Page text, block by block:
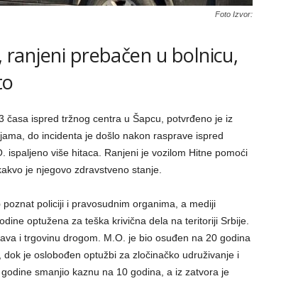
Foto Izvor:
ranjeni prebačen u bolnicu,
časa ispred tržnog centra u Šapcu, potvrđeno je iz
do incidenta je došlo nakon rasprave ispred
ispaljeno više hitaca. Ranjeni je vozilom Hitne pomoći
je njegovo zdravstveno stanje.
policiji i pravosudnim organima, a mediji
optužena za teška krivična dela na teritoriji Srbije.
i trgovinu drogom. M.O. je bio osuđen na 20 godina
je oslobođen optužbi za zločinačko udruživanje i
smanjio kaznu na 10 godina, a iz zatvora je